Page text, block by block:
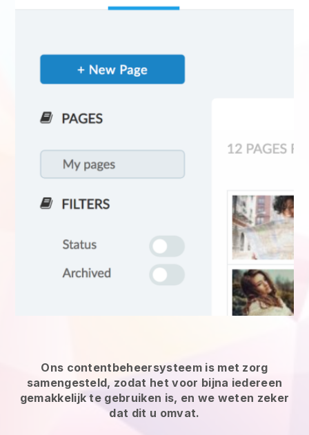
Ons contentbeheersysteem is met zorg
samengesteld, zodat het voor bijna iedereen
gemakkelijk te gebruiken is, en we weten zeker
dat dit u omvat.